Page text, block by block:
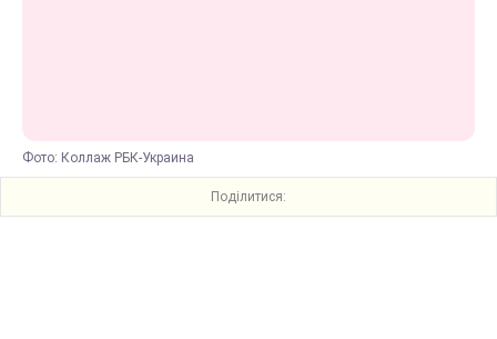
Фото: Коллаж РБК-Украина
Поділитися: